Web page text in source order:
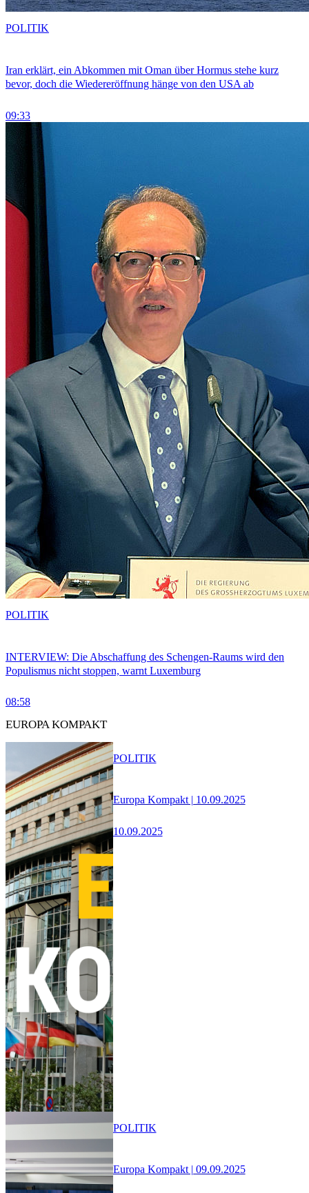
Iran erklärt, ein Abkommen mit Oman über Hormus stehe kurz
bevor, doch die Wiedereröffnung hänge von den USA ab
09:33
POLITIK
INTERVIEW: Die Abschaffung des Schengen-Raums wird den
Populismus nicht stoppen, warnt Luxemburg
08:58
POLITIK
EUROPA KOMPAKT
Europa Kompakt | 10.09.2025
10.09.2025
POLITIK
Europa Kompakt | 09.09.2025
POLITIK